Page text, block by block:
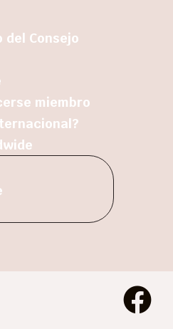
del Consejo
miembro